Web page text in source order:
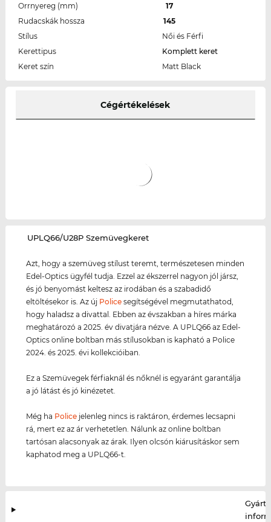
Orrnyereg (mm)
17
Rudacskák hossza
145
Stílus
Női és Férfi
Kerettipus
Komplett keret
Keret szín
Matt Black
Cégértékelések
‌UPLQ66/U28P Szemüvegkeret
Azt, hogy a szemüveg stílust teremt, természetesen minden
Edel-Optics ügyfél tudja. Ezzel az ékszerrel nagyon jól jársz,
és jó benyomást keltesz az irodában és a szabadidő
eltöltésekor is. Az új Police segítségével megmutathatod,
hogy haladsz a divattal. Ebben az évszakban a híres márka
meghatározó a 2025. év divatjára nézve. A UPLQ66 az Edel-
Optics online boltban más stílusokban is kapható a Police
2024. és 2025. évi kollekcióiban.
Ez a Szemüvegek férfiaknál és nőknél is egyaránt garantálja
a jó látást és jó kinézetet.
Még ha Police jelenleg nincs is raktáron, érdemes lecsapni
rá, mert ez az ár verhetetlen. Nálunk az online boltban
tartósan alacsonyak az árak. Ilyen olcsón kiárusításkor sem
kaphatod meg a UPLQ66-t.